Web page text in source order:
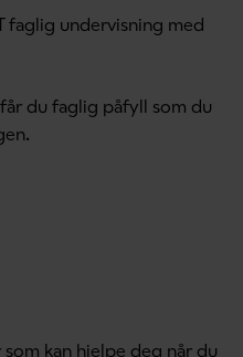
faglig undervisning med
du faglig påfyll som du
kan hjelpe deg når du